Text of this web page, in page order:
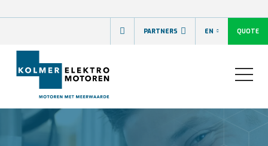
PARTNERS EN QUOTE